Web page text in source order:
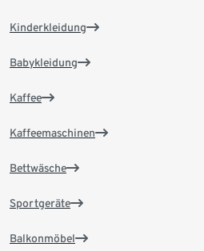
Kinderkleidung
Babykleidung
Kaffee
Kaffeemaschinen
Bettwäsche
Sportgeräte
Balkonmöbel